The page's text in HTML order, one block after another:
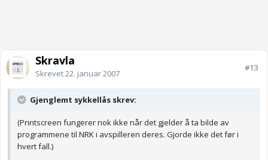
Skravla
Skrevet22. januar 2007
#13
Gjenglemt sykkellås skrev:
(Printscreen fungerer nok ikke når det gjelder å ta bilde av
programmene til NRK i avspilleren deres. Gjorde ikke det før i
hvert fall.)